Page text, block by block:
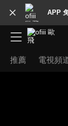
APP
推薦 電視頻